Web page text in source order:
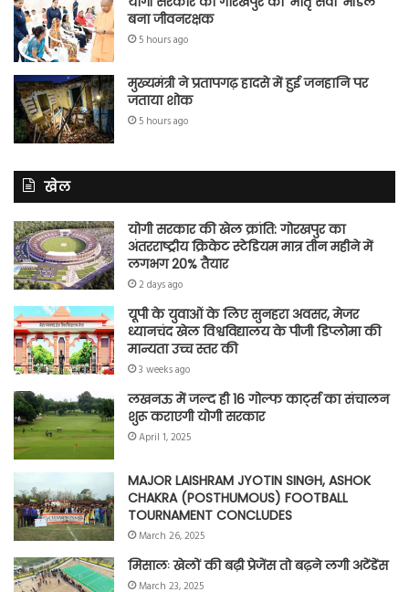
बना जीवनरक्षक
5 hours ago
मुख्यमंत्री ने प्रतापगढ़ हादसे में हुई जनहानि पर
जताया शोक
5 hours ago
खेल
योगी सरकार की खेल क्रांति: गोरखपुर का
अंतरराष्ट्रीय क्रिकेट स्टेडियम मात्र तीन महीने में
लगभग 20% तैयार
2 days ago
यूपी के युवाओं के लिए सुनहरा अवसर, मेजर
ध्यानचंद खेल विश्वविद्यालय के पीजी डिप्लोमा की
मान्यता उच्च स्तर की
3 weeks ago
लखनऊ में जल्द ही 16 गोल्फ कार्ट्स का संचालन
शुरू कराएगी योगी सरकार
April 1, 2025
MAJOR LAISHRAM JYOTIN SINGH, ASHOK
CHAKRA (POSTHUMOUS) FOOTBALL
TOURNAMENT CONCLUDES
March 26, 2025
मिसालः खेलों की बढ़ी प्रेजेंस तो बढ़ने लगी अटेंडेंस
March 23, 2025